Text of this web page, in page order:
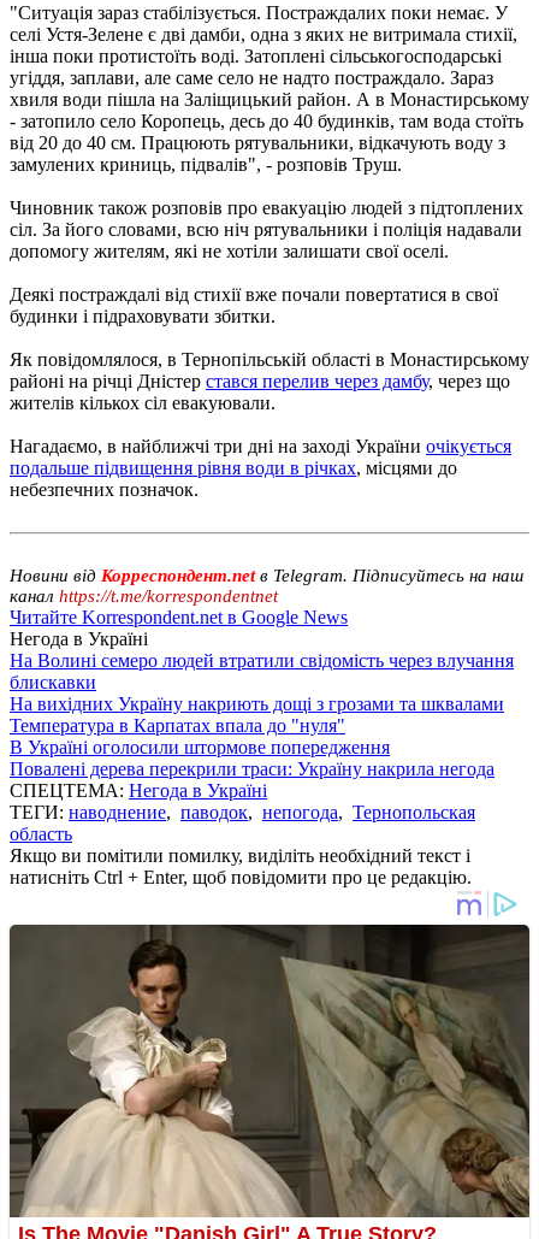
"Ситуація зараз стабілізується. Постраждалих поки немає. У
селі Устя-Зелене є дві дамби, одна з яких не витримала стихії,
інша поки протистоїть воді. Затоплені сільськогосподарські
угіддя, заплави, але саме село не надто постраждало. Зараз
хвиля води пішла на Заліщицький район. А в Монастирському
- затопило село Коропець, десь до 40 будинків, там вода стоїть
від 20 до 40 см. Працюють рятувальники, відкачують воду з
замулених криниць, підвалів", - розповів Труш.
Чиновник також розповів про евакуацію людей з підтоплених
сіл. За його словами, всю ніч рятувальники і поліція надавали
допомогу жителям, які не хотіли залишати свої оселі.
Деякі постраждалі від стихії вже почали повертатися в свої
будинки і підраховувати збитки.
Як повідомлялося, в Тернопільській області в Монастирському
районі на річці Дністер стався перелив через дамбу, через що
жителів кількох сіл евакуювали.
Нагадаємо, в найближчі три дні на заході України очікується
подальше підвищення рівня води в річках, місцями до
небезпечних позначок.
Новини від Корреспондент.netв Telegram. Підписуйтесь на наш
канал https://t.me/korrespondentnet
Читайте Korrespondent.net в Google News
Негода в Україні
На Волині семеро людей втратили свідомість через влучання
блискавки
На вихідних Україну накриють дощі з грозами та шквалами
Температура в Карпатах впала до "нуля"
В Україні оголосили штормове попередження
Повалені дерева перекрили траси: Україну накрила негода
СПЕЦТЕМА: Негода в Україні
ТЕГИ: наводнение, паводок, непогода, Тернопольская
область
Якщо ви помітили помилку, виділіть необхідний текст і
натисніть Ctrl + Enter, щоб повідомити про це редакцію.